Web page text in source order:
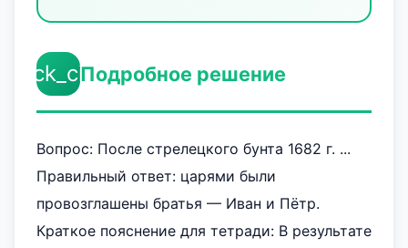
Подробное решение
Вопрос: После стрелецкого бунта 1682 г. ...
Правильный ответ: царями были
провозглашены братья — Иван и Пётр.
Краткое пояснение для тетради: В результате